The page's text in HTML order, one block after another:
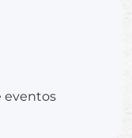
eventos